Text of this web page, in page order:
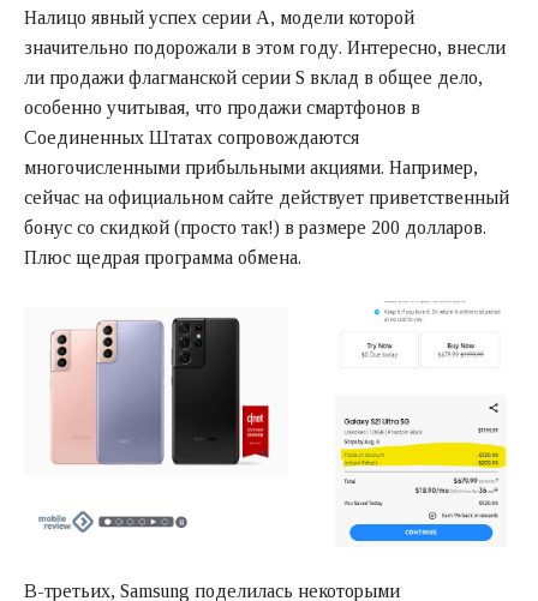
Налицо явный успех серии А, модели которой
значительно подорожали в этом году. Интересно, внесли
ли продажи флагманской серии S вклад в общее дело,
особенно учитывая, что продажи смартфонов в
Соединенных Штатах сопровождаются
многочисленными прибыльными акциями. Например,
сейчас на официальном сайте действует приветственный
бонус со скидкой (просто так!) в размере 200 долларов.
Плюс щедрая программа обмена.
В-третьих, Samsung поделилась некоторыми